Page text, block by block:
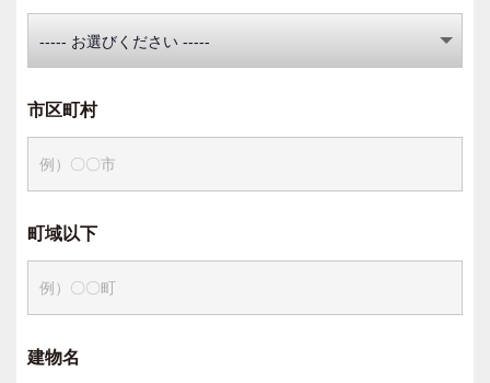
市区町村
町域以下
建物名